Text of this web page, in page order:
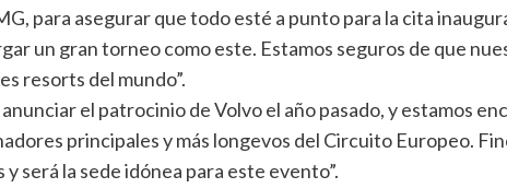
para asegurar que todo esté a punto para la cita
un gran torneo como este. Estamos seguros de que
resorts del mundo”.
el patrocinio de Volvo el año pasado, y estamos
principales y más longevos del Circuito Europeo.
será la sede idónea para este evento”.